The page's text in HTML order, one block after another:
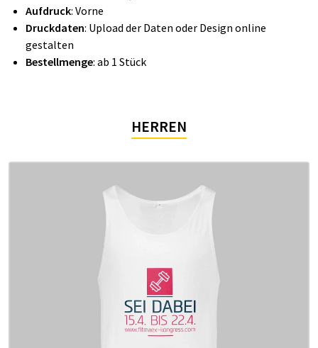
Aufdruck: Vorne
Druckdaten: Upload der Daten oder Design online
gestalten
Bestellmenge: ab 1 Stück
HERREN